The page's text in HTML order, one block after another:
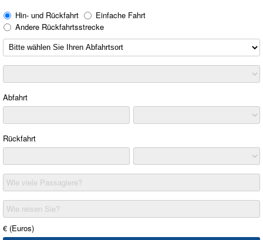
Hin- und Rückfahrt
Einfache Fahrt
Andere Rückfahrtsstrecke
Abfahrt
Rückfahrt
Wie viele Passagiere?
Wie reisen Sie?
€ (Euros)